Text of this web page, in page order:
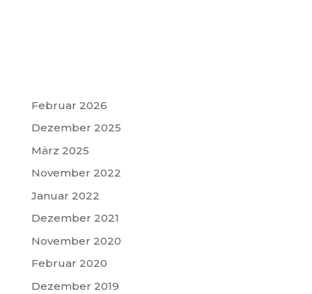
Februar 2026
Dezember 2025
März 2025
November 2022
Januar 2022
Dezember 2021
November 2020
Februar 2020
Dezember 2019